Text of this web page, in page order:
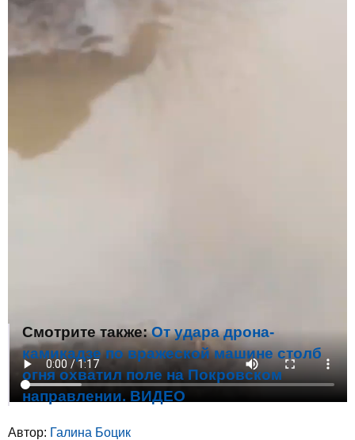
Смотрите также:От удара дрона-
камикадзе по вражеской машине столб
огня охватил поле на Покровском
направлении. ВИДЕО
Автор: Галина Боцик